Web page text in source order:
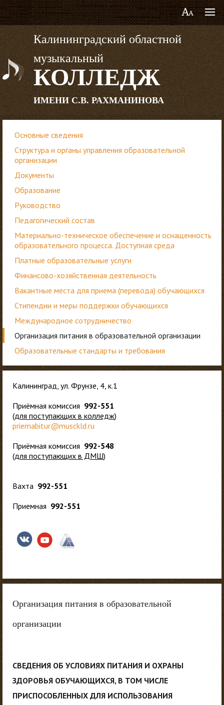
Калининградский областной
музыкальный
КОЛЛЕДЖ
ИМЕНИ С.В. РАХМАНИНОВА
Основные сведения
Структура и органы управления образовательной
организации
Документы
Образование
Руководство
Педагогический состав
Материально-техническое обеспечение и оснащенность
образовательного процесса. Доступная среда
Платные образовательные услуги
Финансово-хозяйственная деятельность
Вакантные места для приема (перевода) обучающихся
Стипендии и меры поддержки обучающихся
Международное сотрудничество
Организация питания в образовательной организации
Образовательные стандарты и требования
Калининград, ул. Фрунзе, 4, к.1
Приёмная комиссия 992-551
(для поступающих в колледж)
priemabitur@musckld.ru
Приёмная комиссия 992-548
(для поступающих в ДМШ)
Вахта 992-551
Приемная 992-551
Организация питания в образовательной
организации
СВЕДЕНИЯ ОБ УСЛОВИЯХ ПИТАНИЯ И ОХРАНЫ
ЗДОРОВЬЯ ОБУЧАЮЩИХСЯ, В ТОМ ЧИСЛЕ
ПРИСПОСОБЛЕННЫХ ДЛЯ ИСПОЛЬЗОВАНИЯ